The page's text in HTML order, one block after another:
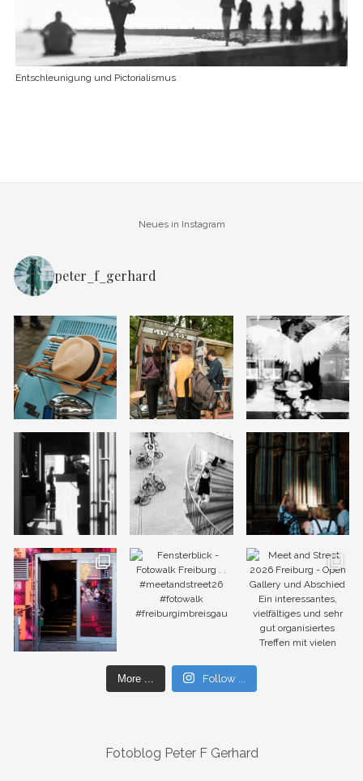
Entschleunigung und Pictorialismus
Neues in Instagram
peter_f_gerhard
More ... Follow ...
Fotoblog Peter F Gerhard